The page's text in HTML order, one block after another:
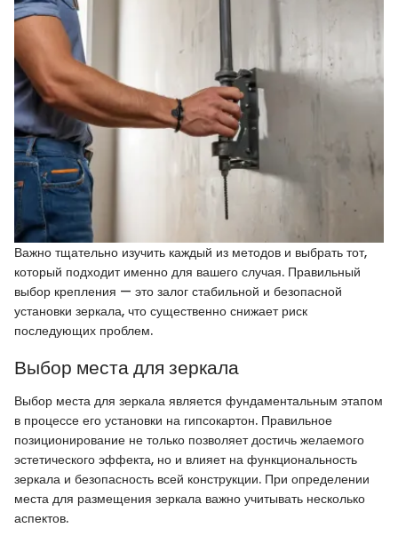
Важно тщательно изучить каждый из методов и выбрать тот,
который подходит именно для вашего случая. Правильный
выбор крепления — это залог стабильной и безопасной
установки зеркала, что существенно снижает риск
последующих проблем.
Выбор места для зеркала
Выбор места для зеркала является фундаментальным этапом
в процессе его установки на гипсокартон. Правильное
позиционирование не только позволяет достичь желаемого
эстетического эффекта, но и влияет на функциональность
зеркала и безопасность всей конструкции. При определении
места для размещения зеркала важно учитывать несколько
аспектов.